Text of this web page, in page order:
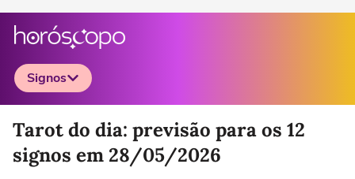
Signos
Selecione o signo para ver as notícias
Tarot do dia: previsão para os 12
signos em 28/05/2026